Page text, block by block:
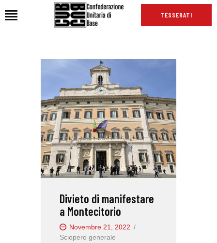
TESSERATI
HOME
SEDI
NEWS
PODCAST CUB
TG CUB
INTERNAZIONALE
RASSEGNA STAMPA
Divieto di manifestare
a Montecitorio
Novembre 21, 2022
Sciopero generale